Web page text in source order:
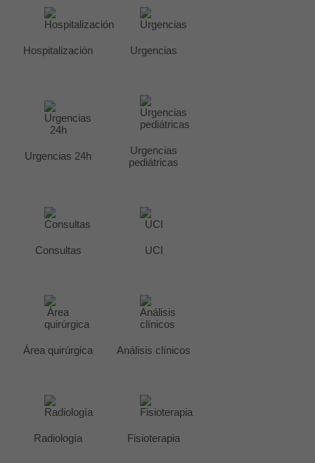
Hospitalización Urgencias
Urgencias 24h
Urgencias
pediátricas
Consultas UCI
Área quirúrgica Análisis clínicos
Radiología Fisioterapia